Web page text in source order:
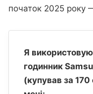
початок 2025 року
Я
годинник
(купував за 170